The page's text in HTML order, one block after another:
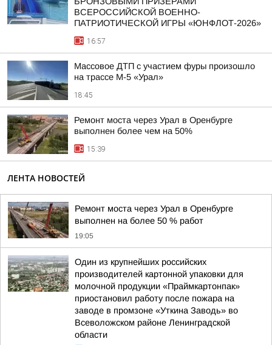
ВСЕРОССИЙСКОЙ ВОЕННО-
ПАТРИОТИЧЕСКОЙ ИГРЫ «ЮНФЛОТ-2026»
16:57
Массовое ДТП с участием фуры произошло
на трассе М-5 «Урал»
18:45
Ремонт моста через Урал в Оренбурге
выполнен более чем на 50%
15:39
ЛЕНТА НОВОСТЕЙ
Ремонт моста через Урал в Оренбурге
выполнен на более 50 % работ
19:05
Один из крупнейших российских
производителей картонной упаковки для
молочной продукции «Праймкартонпак»
приостановил работу после пожара на
заводе в промзоне «Уткина Заводь» во
Всеволожском районе Ленинградской
области